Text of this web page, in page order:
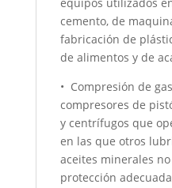
cemento, de
fabricación de
de alimentos y de
• Compresión de
compresores de
y centrífugos que
en las que otros
aceites minerales
protección